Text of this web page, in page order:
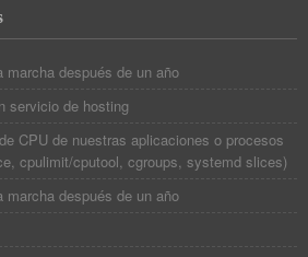
marcha después de un año
servicio de hosting
CPU de nuestras aplicaciones o procesos
cpulimit/cputool, cgroups, systemd slices)
marcha después de un año